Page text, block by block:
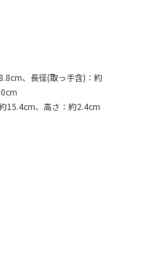
、長径(取っ手含)：約
15.4cm、高さ：約2.4cm